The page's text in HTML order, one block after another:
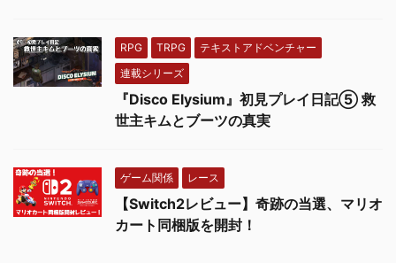
RPG TRPG
テキストアドベンチャー
連載シリーズ
『Disco Elysium』初見プレイ日記⑤ 救
世主キムとブーツの真実
ゲーム関係 レース
【Switch2レビュー】奇跡の当選、マリオ
カート同梱版を開封！